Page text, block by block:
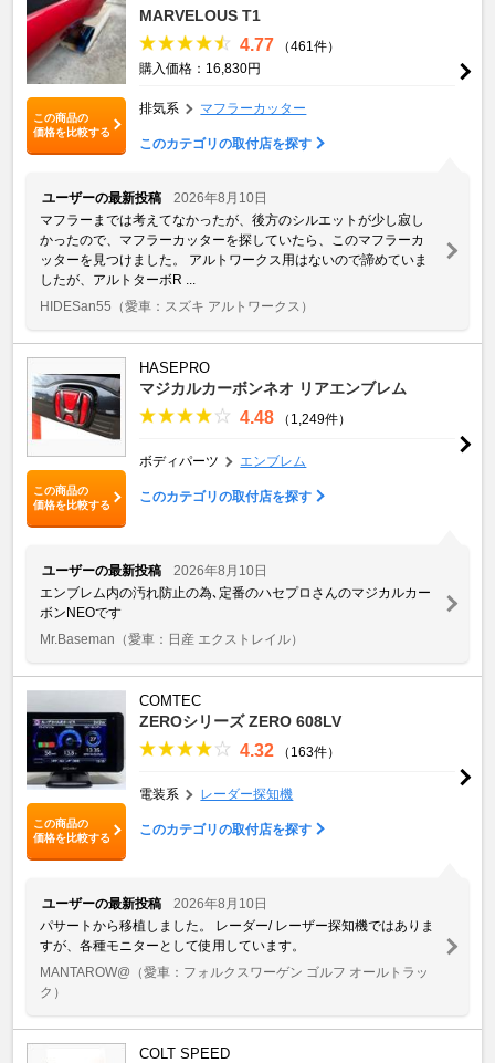
この商品の
価格を比較する
MARVELOUS T1
4.77
（461件）
購入価格：16,830円
排気系 マフラーカッター
このカテゴリの取付店を探す
ユーザーの最新投稿
2026年8月10日
マフラーまでは考えてなかったが、後方のシルエットが少し寂し
かったので、マフラーカッターを探していたら、このマフラーカ
ッターを見つけました。 アルトワークス用はないので諦めていま
したが、アルトターボR ...
HIDESan55 （愛車：スズキ アルトワークス）
この商品の
価格を比較する
HASEPRO
マジカルカーボンネオ リアエンブレム
4.48 （1,249件）
ボディパーツ エンブレム
このカテゴリの取付店を探す
ユーザーの最新投稿
2026年8月10日
エンブレム内の汚れ防止の為､定番のハセプロさんのマジカルカー
ボンNEOです
Mr.Baseman （愛車：日産 エクストレイル）
この商品の
価格を比較する
COMTEC
ZEROシリーズ ZERO 608LV
4.32 （163件）
電装系 レーダー探知機
このカテゴリの取付店を探す
ユーザーの最新投稿
2026年8月10日
パサートから移植しました。 レーダー/ レーザー探知機ではありま
すが、各種モニターとして使用しています。
MANTAROW@ （愛車：フォルクスワーゲン ゴルフ オールトラッ
ク）
COLT SPEED